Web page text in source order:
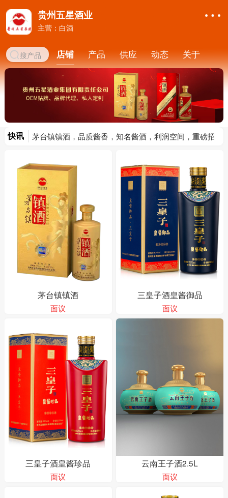
贵州五星酒业
主营：白酒
店铺 产品 供应 动态 关于
快讯
茅台镇镇酒，品质酱香，知名酱酒，利润空间，重磅招商
大品牌，利润高，火热产品邀您加盟
茅台镇镇酒，高颜值高品质酱酒，新的代理热潮
茅台镇镇酒怎么样？茅台镇镇酒加盟代理条件
茅台镇镇酒，传承酱香，品质保障
茅台镇镇酒
面议
三皇子酒皇酱御品
面议
三皇子酒皇酱珍品
面议
云南王子酒2.5L
面议